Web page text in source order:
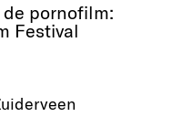
de pornofilm:
Festival